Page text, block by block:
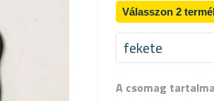
Válasszon 2
fekete
A csomag tartalma